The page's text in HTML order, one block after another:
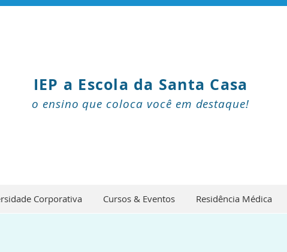
IEP a Escola da Santa Casa
o ensino que coloca você em destaque!
Corporativa Cursos & Eventos Residência Médica